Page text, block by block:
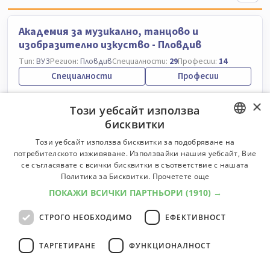
Академия за музикално, танцово и
изобразително изкуство - Пловдив
Тип: ВУЗРегион: ПловдивСпециалности: 29Професии: 14
Специалности Професии
Варненски свободен университет
"Черноризец Храбър"
ВУЗРегион:ВарнаСпециалности: 44Професии:28
Специалности Професии
Югозападен университет "Неофит Рилски"
- Благоевград
Тип: ВУЗ Регион:БлагоевградСпециалности:74Професии:
Специалности
BULGARIAN
ENGLISH
×
Този уебсайт използва
бисквитки
Този уебсайт използва бисквитки за подобряване на
потребителското изживяване. Използвайки нашия уебсайт, Вие
се съгласявате с всички бисквитки в съответствие с нашата
Политика за Бисквитки. Прочетете още
ПОКАЖИ ВСИЧКИ ПАРТНЬОРИ (1910) →
СТРОГО НЕОБХОДИМО ЕФЕКТИВНОСТ
ТАРГЕТИРАНЕ ФУНКЦИОНАЛНОСТ